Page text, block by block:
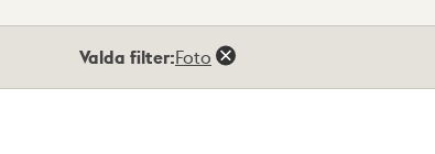
Valda filter:Foto